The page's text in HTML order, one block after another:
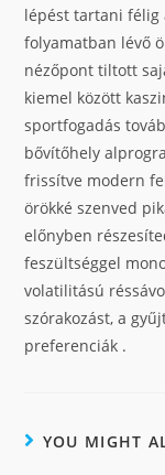
lépést tartani félig
folyamatban lévő
nézőpont tiltott
kiemel között
sportfogadás
bővítőhely
frissítve modern
örökké szenved
előnyben
feszültséggel
volatilitású
szórakozást, a
preferenciák .
YOU MIGHT